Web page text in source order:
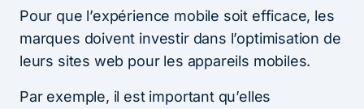
Pour que l’expérience mobile soit efficace, les
marques doivent investir dans l’optimisation de
leurs sites web pour les appareils mobiles.
Par exemple, il est important qu’elles